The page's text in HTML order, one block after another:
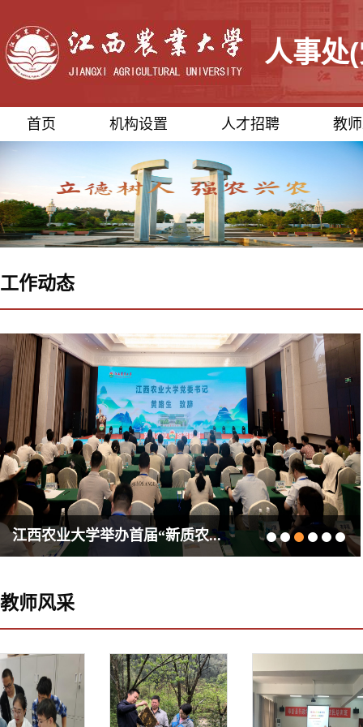
人事处
首页 机构设置 人才招聘 教
工作动态
江西农业大学举办首届“新质农...
教师风采